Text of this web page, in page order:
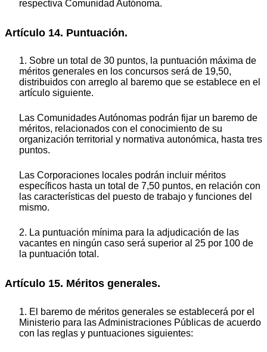
respectiva Comunidad Autónoma.
Artículo 14. Puntuación.
1. Sobre un total de 30 puntos, la puntuación máxima de
méritos generales en los concursos será de 19,50,
distribuidos con arreglo al baremo que se establece en el
artículo siguiente.
Las Comunidades Autónomas podrán fijar un baremo de
méritos, relacionados con el conocimiento de su
organización territorial y normativa autonómica, hasta tres
puntos.
Las Corporaciones locales podrán incluir méritos
específicos hasta un total de 7,50 puntos, en relación con
las características del puesto de trabajo y funciones del
mismo.
2. La puntuación mínima para la adjudicación de las
vacantes en ningún caso será superior al 25 por 100 de
la puntuación total.
Artículo 15. Méritos generales.
1. El baremo de méritos generales se establecerá por el
Ministerio para las Administraciones Públicas de acuerdo
con las reglas y puntuaciones siguientes: